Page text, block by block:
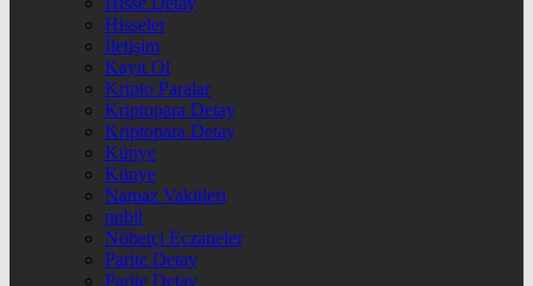
Hisseler
İletişim
Kayıt Ol
Kripto Paralar
Kriptopara Detay
Kriptopara Detay
Künye
Künye
Namaz Vakitleri
nnbil
Nöbetçi Eczaneler
Parite Detay
Parite Detay